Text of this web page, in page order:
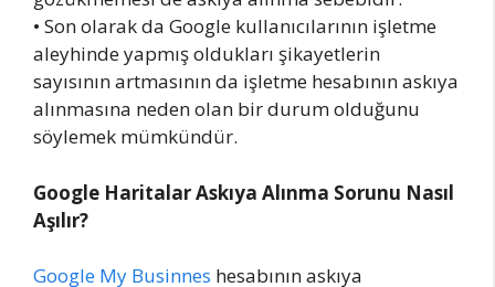
• Son olarak da Google kullanıcılarının işletme
aleyhinde yapmış oldukları şikayetlerin
sayısının artmasının da işletme hesabının askıya
alınmasına neden olan bir durum olduğunu
söylemek mümkündür.
Google Haritalar Askıya Alınma Sorunu Nasıl
Aşılır?
Google My Businnes hesabının askıya